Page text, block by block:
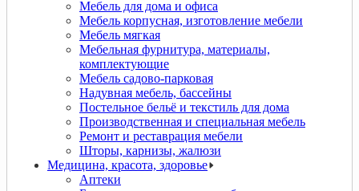
Мебель для дома и офиса
Мебель корпусная, изготовление мебели
Мебель мягкая
Мебельная фурнитура, материалы,
комплектующие
Мебель садово-парковая
Надувная мебель, бассейны
Постельное бельё и текстиль для дома
Производственная и специальная мебель
Ремонт и реставрация мебели
Шторы, карнизы, жалюзи
Медицина, красота, здоровье
Аптеки